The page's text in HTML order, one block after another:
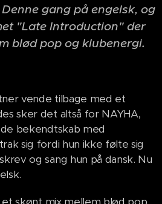
gang på engelsk, og
"Late Introduction" der
blød pop og klubenergi.
vende tilbage med et
sker det altså for NAYHA,
bekendtskab med
sig fordi hun ikke følte sig
og sang hun på dansk. Nu